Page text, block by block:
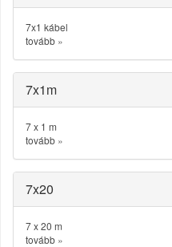
7x1 kábel
tovább »
7x1m
7 x 1 m
tovább »
7x20
7 x 20 m
tovább »